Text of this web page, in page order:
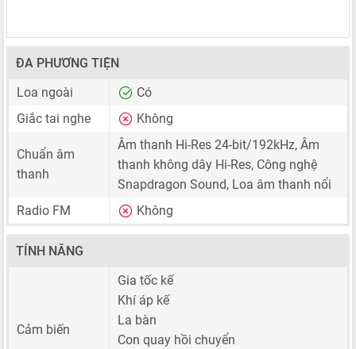
ĐA PHƯƠNG TIỆN
Loa ngoài
Có
Giắc tai nghe
Không
Chuẩn âm
thanh
Âm thanh Hi-Res 24-bit/192kHz, Âm
thanh không dây Hi-Res, Công nghệ
Snapdragon Sound, Loa âm thanh nổi
Radio FM
Không
TÍNH NĂNG
Cảm biến
Gia tốc kế
Khí áp kế
La bàn
Con quay hồi chuyển